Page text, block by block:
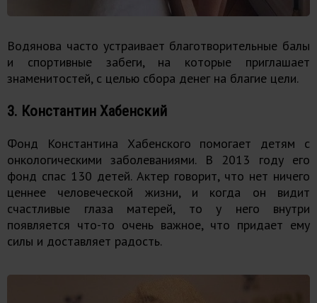
Водянова часто устраивает благотворительные балы
и спортивные забеги, на которые приглашает
знаменитостей, с целью сбора денег на благие цели.
3. Константин Хабенский
Фонд Константина Хабенского помогает детям с
онкологическими заболеваниями. В 2013 году его
фонд спас 130 детей. Актер говорит, что нет ничего
ценнее человеческой жизни, и когда он видит
счастливые глаза матерей, то у него внутри
появляется что-то очень важное, что придает ему
силы и доставляет радость.